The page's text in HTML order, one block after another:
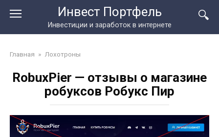
Инвест Портфель
Инвестиции и заработок в интернете
Главная » Лохотроны
RobuxPier — отзывы о магазине
робуксов Робукс Пир